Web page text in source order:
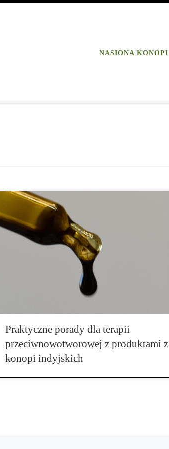
NASIONA KONOPI
W badaniach naukowych odkryto przydatne informacje, które
Praktyczne porady dla terapii
przeciwnowotworowej z produktami z
konopi indyjskich